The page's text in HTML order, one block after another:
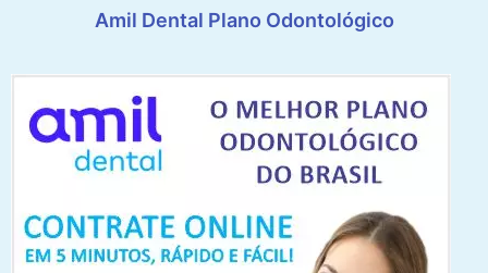
Amil Dental Plano Odontológico